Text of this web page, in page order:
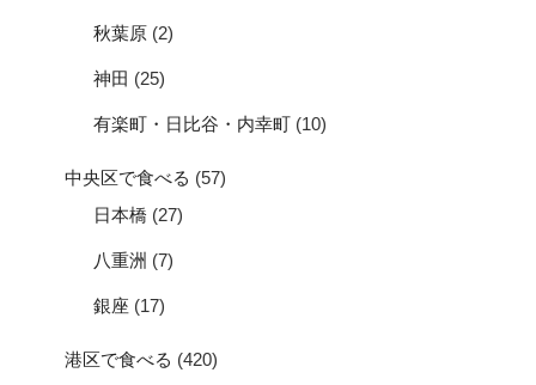
秋葉原 (2)
神田 (25)
有楽町・日比谷・内幸町 (10)
中央区で食べる (57)
日本橋 (27)
八重洲 (7)
銀座 (17)
港区で食べる (420)